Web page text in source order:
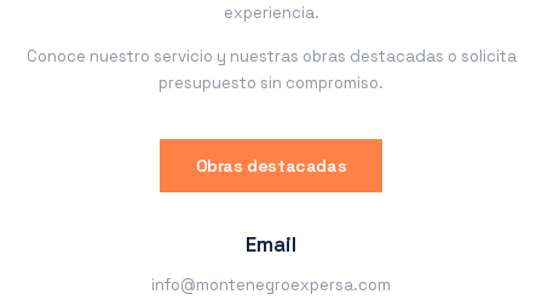
experiencia.
Conoce nuestro servicio y nuestras obras destacadas o solicita
presupuesto sin compromiso.
Obras destacadas
Email
info@montenegroexpersa.com